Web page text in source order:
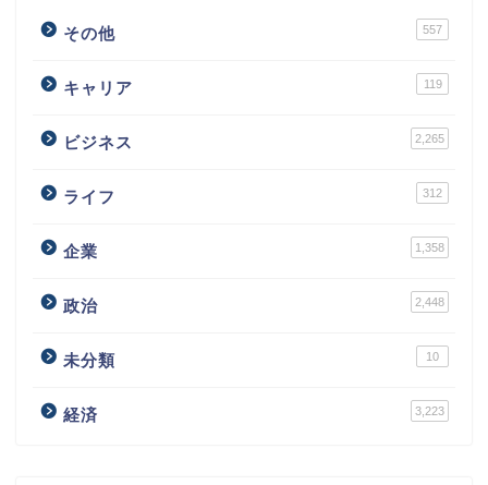
その他 557
キャリア 119
ビジネス 2,265
ライフ 312
企業 1,358
政治 2,448
未分類 10
経済 3,223